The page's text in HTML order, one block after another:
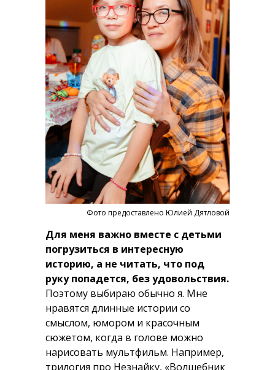
Для меня важно вместе с детьми
погрузиться в интересную
историю, а не читать, что под
руку попадется, без удовольствия.
Поэтому выбираю обычно я. Мне
нравятся длинные истории со
смыслом, юмором и красочным
сюжетом, когда в голове можно
нарисовать мультфильм. Например,
трилогия про Незнайку, «Волшебник
Фото предоставлено Юлией Дятловой